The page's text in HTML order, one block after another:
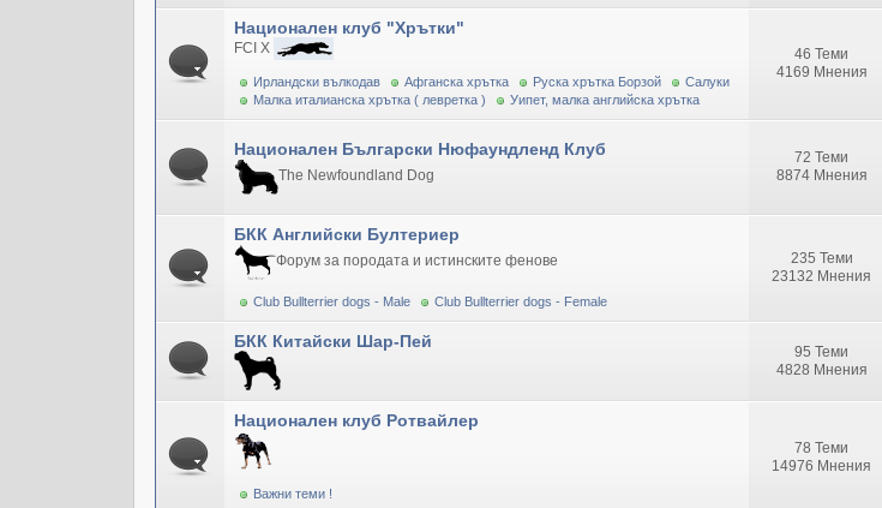
Национален клуб "Хрътки"
FCI X
Ирландски вълкодав Афганска хрътка Руска хрътка Борзой
Салуки
Малка италианска хрътка ( левретка )
Уипет, малка английска хрътка
46 Теми
4169 Мнения
Национален Български Нюфаундленд Клуб
The Newfoundland Dog
72 Теми
8874 Мнения
БКК Английски Бултериер
Форум за породата и истинските фенове
Club Bullterrier dogs - Male Club Bullterrier dogs - Female
235 Теми
23132 Мнения
БКК Китайски Шар-Пей
95 Теми
4828 Мнения
Национален клуб Ротвайлер
Важни теми !
78 Теми
14976 Мнения